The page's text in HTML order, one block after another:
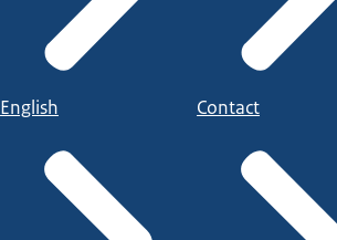
English Contact